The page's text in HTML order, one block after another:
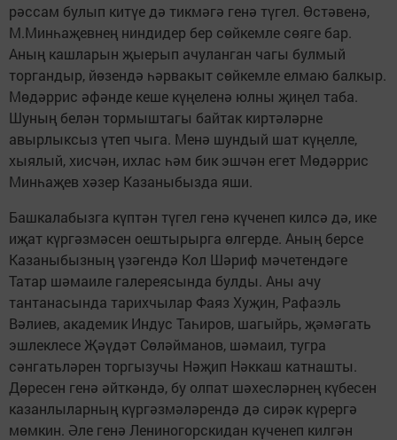
рәссам булып китүе дә тикмәгә генә түгел. Өстәвенә,
М.Минһаҗевнең ниндидер бер сөйкемле сөяге бар.
Аның кашларын җыерып ачуланган чагы булмый
торгандыр, йөзендә һәрвакыт сөйкемле елмаю балкыр.
Мөдәррис әфәнде кеше күңеленә юлны җиңел таба.
Шуның белән тормыштагы байтак киртәләрне
авырлыксыз үтеп чыга. Менә шундый шат күңелле,
хыялый, хисчән, ихлас һәм бик эшчән егет Мөдәррис
Минһаҗев хәзер Казаныбызда яши.
Башкалабызга күптән түгел генә күченеп килсә дә, ике
иҗат күргәзмәсен оештырырга өлгерде. Аның берсе
Казаныбызның үзәгендә Кол Шәриф мәчетендәге
Татар шәмаиле галереясында булды. Аны ачу
тантанасында тарихчылар Фаяз Хуҗин, Рафаэль
Вәлиев, академик Индус Таһиров, шагыйрь, җәмәгать
эшлеклесе Җәүдәт Сөләйманов, шәмаил, тугра
сәнгатьләрен торгызучы Нәҗип Нәккаш катнашты.
Дөресен генә әйткәндә, бу олпат шәхесләрнең күбесен
казанлыларның күргәзмәләрендә дә сирәк күрергә
мөмкин. Әле генә Лениногорскидан күченеп килгән